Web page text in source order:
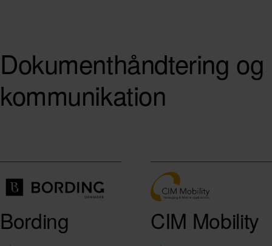
Dokumenthåndtering og
kommunikation
Bording CIM Mobility